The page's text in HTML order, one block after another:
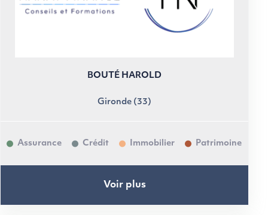
BOUTÉ HAROLD
Gironde (33)
Assurance Crédit Immobilier Patrimoine
Voir plus